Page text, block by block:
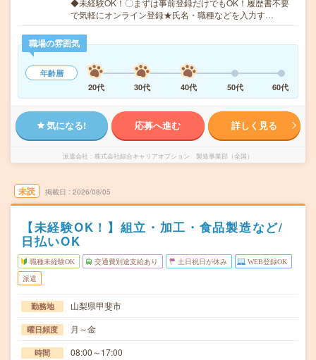
◆未経験OK！〇まずは事前登録だけでもOK！履歴書不要
で気軽にオンライン登録★氏名・職種などを入力す…
職場の雰囲気
年齢層
20代
30代 40代 50代 60代
気になる! 応募へ進む 詳しく見る
派遣会社 株式会社綜合キャリアオプション 製造事業部（全国）
未読 掲載日 2026/08/05
【未経験OK！】組立・加工・食品製造など/
日払いOK
職種未経験OK 交通費別途支給あり 土日祝日が休み WEB登録OK
派遣
勤務地 山梨県甲斐市
曜日頻度 月～金
時間 08:00～17:00